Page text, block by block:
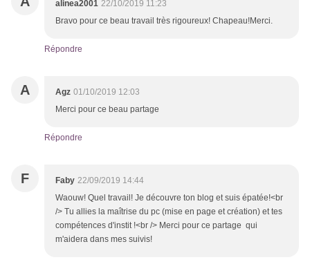
alinea2001 22/10/2019 11:23
Bravo pour ce beau travail très rigoureux! Chapeau!Merci.
Répondre
A Agz 01/10/2019 12:03
Merci pour ce beau partage
Répondre
F Faby 22/09/2019 14:44
Waouw! Quel travail! Je découvre ton blog et suis épatée!<br
/> Tu allies la maîtrise du pc (mise en page et création) et tes
compétences d'instit !<br /> Merci pour ce partage qui
m'aidera dans mes suivis!